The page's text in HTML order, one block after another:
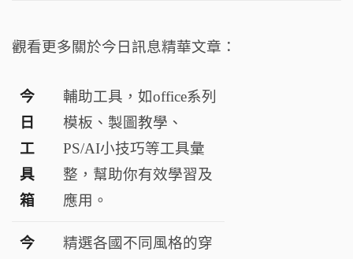
觀看更多關於今日訊息精華文章：
今
日
工
具
箱
輔助工具，如office系列
模板、製圖教學、
PS/AI小技巧等工具彙
整，幫助你有效學習及
應用。
今
精選各國不同風格的穿